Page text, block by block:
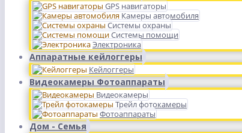
GPS навигаторы
Камеры автомобиля
Системы охраны
Системы помощи
Электроника
Аппаратные кейлоггеры
Кейлоггеры
Видеокамеры Фотоаппараты
Видеокамеры
Трейл фотокамеры
Фотоаппараты
Дом - Семья